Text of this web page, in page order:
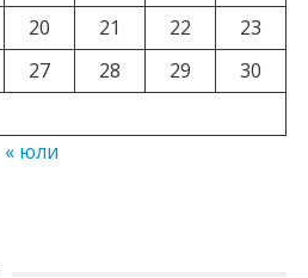
20 21 22
23
27 28 29
30
« юли